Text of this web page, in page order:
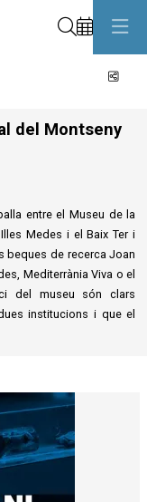
del Montseny
entre el Museu de la
Medes i el Baix Ter i
beques de recerca Joan
Mediterrània Viva o el
del museu són clars
institucions i que el